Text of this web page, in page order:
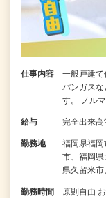
仕事内容
一般戸建て
パンガスな
す。 ノル
給与 完全出来高
勤務地
福岡県福
市、福岡県
県久留米市
勤務時間
原則自由